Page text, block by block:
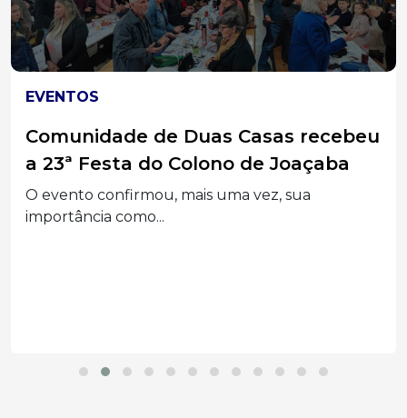
EVENTOS
Comunidade de Duas Casas recebeu
a 23ª Festa do Colono de Joaçaba
O evento confirmou, mais uma vez, sua
importância como...